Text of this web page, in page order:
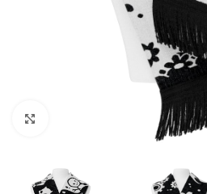
Нажмите, чтобы увеличить